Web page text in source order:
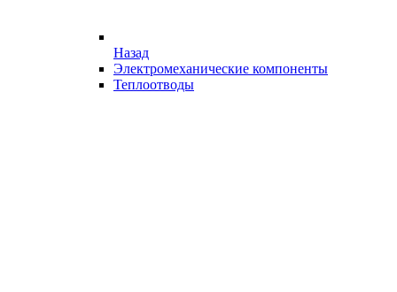
Назад
Электромеханические компоненты
Теплоотводы